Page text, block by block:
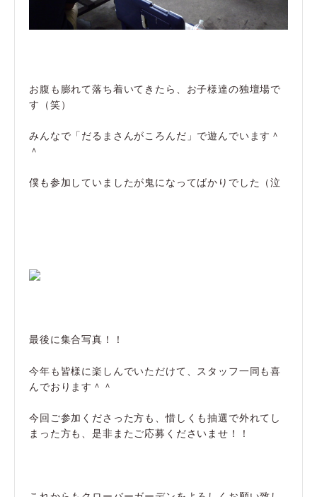
お腹も膨れて落ち着いてきたら、お子様達の独壇場で
す（笑）
みんなで「だるまさんがころんだ」で遊んでいます＾
＾
僕も参加していましたが鬼になってばかりでした（泣
最後に集合写真！！
今年も皆様に楽しんでいただけて、スタッフ一同も喜
んでおります＾＾
今回ご参加くださった方も、惜しくも抽選で外れてし
まった方も、是非またご応募くださいませ！！